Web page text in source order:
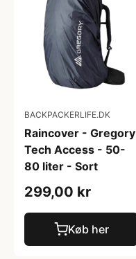
BACKPACKERLIFE.DK
Raincover - Gregory
Tech Access - 50-
80 liter - Sort
299,00 kr
Køb her